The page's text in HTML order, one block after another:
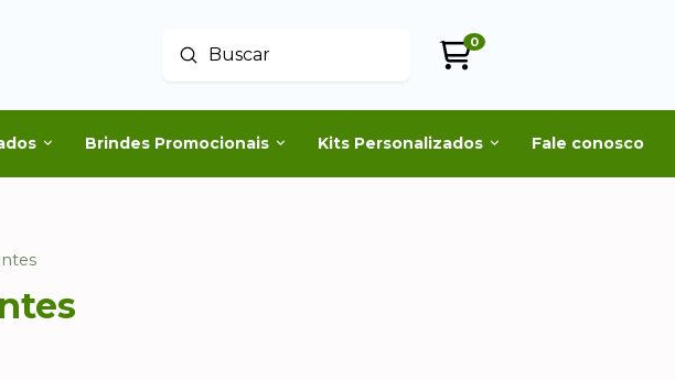
Buscar
Enviar
0
Brindes Promocionais Kits Personalizados Fale conosco